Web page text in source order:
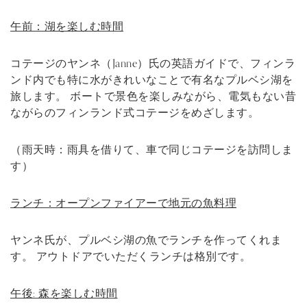
午前：湖を楽しむ時間
コテージのヤンネ（Janne）氏の英語ガイドで、フィンラ
ンド内でも特に水がきれいなことで有名なプルベシ湖を
旅します。 ボートで景色を楽しみながら、電気もない昔
ながらのフィンランド式コテージをめざします。
（雨天時：雨具を借りて、車で同じコテージを訪問しま
す）
ランチ：オープンファイアーで地元の魚料理
ヤンネ氏が、プルベシ湖の魚でランチを作ってくれま
す。 アウトドアでいただくランチは格別です。
午後: 森を楽しむ時間